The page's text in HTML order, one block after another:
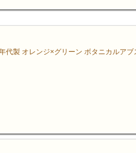
代製 オレンジ×グリーン ボタニカル